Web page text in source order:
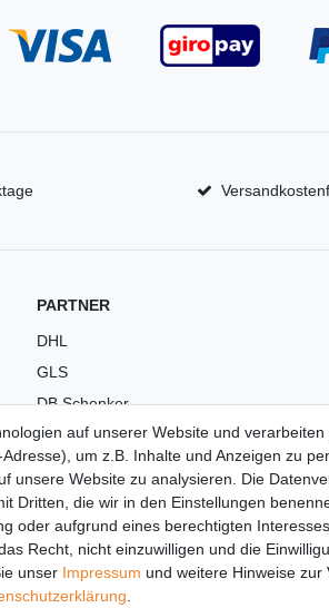
PARTNER
DHL
GLS
DB Schenker
PaketPLUS
auf unserer Website und
um z.B. Inhalte und Anzeigen zu
unsere Website zu analysieren. Die
Dritten, die wir in den Einstellungen
oder aufgrund eines berechtigten
Recht, nicht einzuwilligen und die
unser Impressum und weitere Hinweise zur